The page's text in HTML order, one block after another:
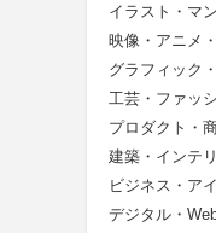
イラスト・マ
映像・アニメ
グラフィック
工芸・ファッ
プロダクト・
建築・インテ
ビジネス・ア
デジタル・